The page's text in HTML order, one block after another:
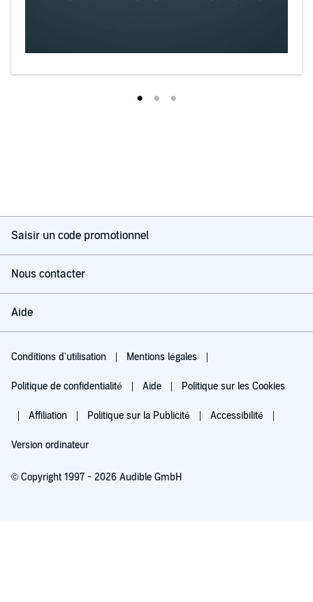
Saisir un code promotionnel
Nous contacter
Aide
Conditions d'utilisation Mentions légales
Politique de confidentialité Aide Politique sur les Cookies
Affiliation Politique sur la Publicité Accessibilité
Version ordinateur
© Copyright 1997 - 2026 Audible GmbH